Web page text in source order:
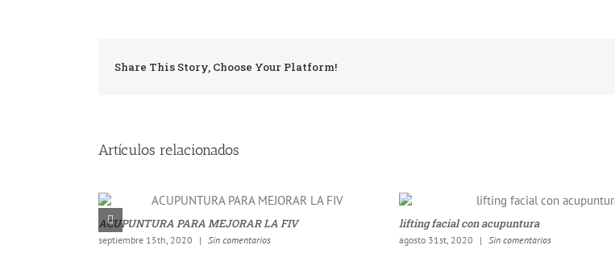
Share This Story, Choose Your Platform!
Artículos relacionados
ACUPUNTURA PARA MEJORAR LA FIV
septiembre 15th, 2020 | Sin comentarios
lifting facial con acupuntura
agosto 31st, 2020 | Sin comentarios